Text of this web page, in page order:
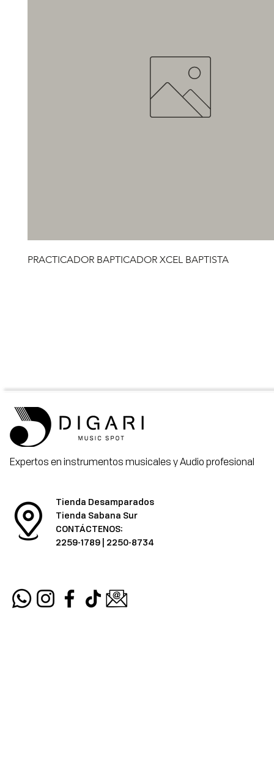
PRACTICADOR BAPTICADOR XCEL BAPTISTA
Expertos en instrumentos musicales y Audio profesional
Tienda Desamparados
Tienda Sabana Sur
CONTÁCTENOS:
2259-1789 | 2250-8734